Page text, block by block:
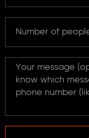
people
Message